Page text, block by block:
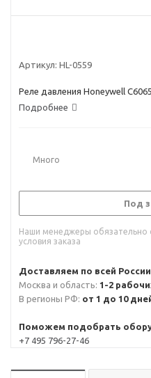
Артикул: HL-0559
Реле давления Honeywell
Подробнее
Много
Под
Наши менеджеры обязательно
условия заказа
Доставляем по всей
Москва и область: 1-2
В регионы РФ: от 1 до 10
Поможем подобрать
+7 495 796-27-46